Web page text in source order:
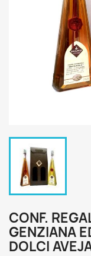
CONF.
GENZIANA
DOLCI